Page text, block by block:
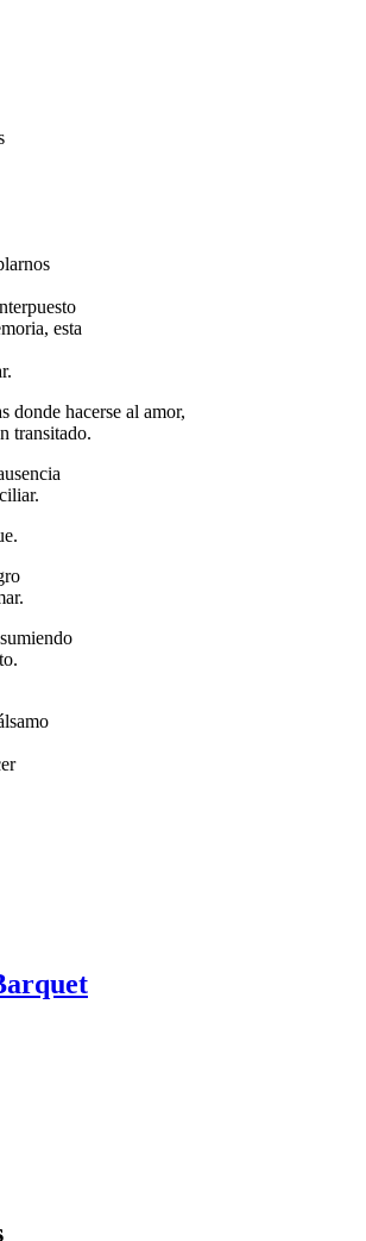
esta
donde hacerse al amor,
transitado.